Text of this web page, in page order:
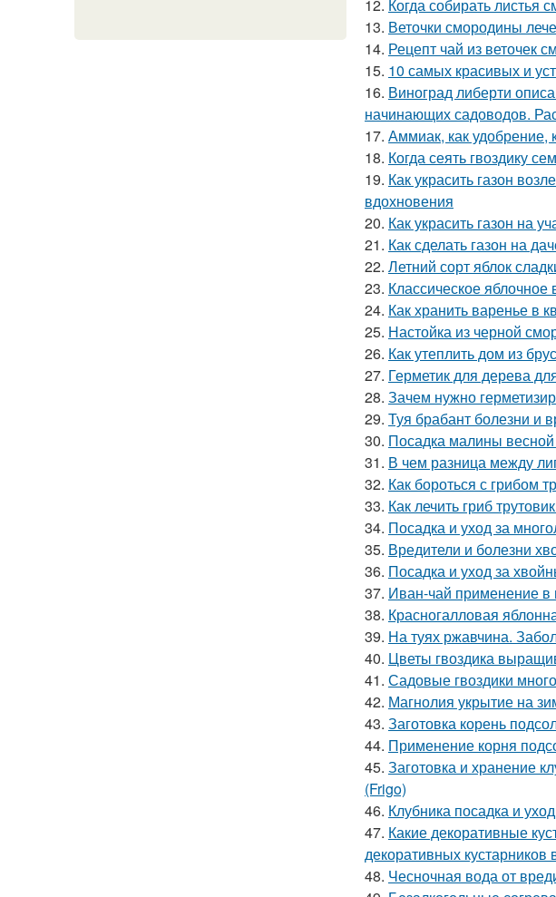
12. Когда собирать
13. Веточки смородины
14. Рецепт чай из веточек
15. 10 самых красивых и
16. Виноград либерти
начинающих садоводов.
17. Аммиак, как удобрение,
18. Когда сеять гвоздику
19. Как украсить газон
вдохновения
20. Как украсить газон на
21. Как сделать газон на
22. Летний сорт яблок
23. Классическое
24. Как хранить варенье в
25. Настойка из черной
26. Как утеплить дом из
27. Герметик для дерева
28. Зачем нужно
29. Туя брабант болезни и
30. Посадка малины
31. В чем разница между
32. Как бороться с грибом
33. Как лечить гриб
34. Посадка и уход за
35. Вредители и болезни
36. Посадка и уход за
37. Иван-чай применение в
38. Красногалловая
39. На туях ржавчина.
40. Цветы гвоздика
41. Садовые гвоздики
42. Магнолия укрытие
43. Заготовка корень
44. Применение корня
45. Заготовка и хранение
(Frigo)
46. Клубника посадка и
47. Какие декоративные
декоративных кустарников
48. Чесночная вода от